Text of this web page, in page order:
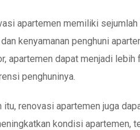
apartemen memiliki
dan kenyamanan penghuni
apartemen dapat menjadi
penghuninya.
itu, renovasi apartemen juga
kondisi apartemen,